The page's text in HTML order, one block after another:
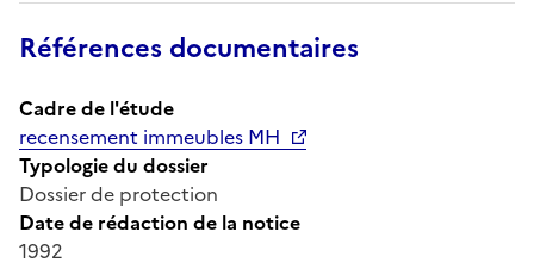
Références documentaires
Cadre de l'étude
recensement immeubles MH
Typologie du dossier
Dossier de protection
Date de rédaction de la notice
1992